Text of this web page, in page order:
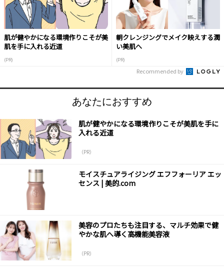
肌が健やかになる環境作りこそが美
肌を手に入れる近道
(PR)
朝クレンジングでメイク映えする潤
い美肌へ
(PR)
Recommended by
あなたにおすすめ
肌が健やかになる環境作りこそが美肌を手に
入れる近道
（PR）
モイスチュアライジング エフフォーリア エッ
センス | 美的.com
美容のプロたちも注目する、マルチ効果で健
やかな肌へ導く高機能美容液
（PR）